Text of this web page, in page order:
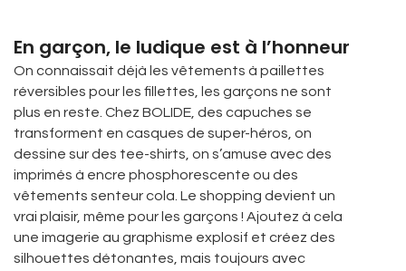
En garçon, le ludique est à l’honneur
On connaissait déjà les vêtements à paillettes
réversibles pour les fillettes, les garçons ne sont
plus en reste. Chez BOLIDE, des capuches se
transforment en casques de super-héros, on
dessine sur des tee-shirts, on s’amuse avec des
imprimés à encre phosphorescente ou des
vêtements senteur cola. Le shopping devient un
vrai plaisir, même pour les garçons ! Ajoutez à cela
une imagerie au graphisme explosif et créez des
silhouettes détonantes, mais toujours avec